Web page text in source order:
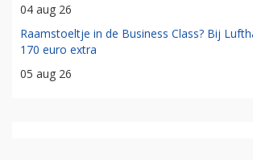
04 aug 26
Raamstoeltje in de Business Class? Bij
170 euro extra
05 aug 26